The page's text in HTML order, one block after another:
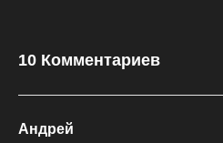
10 Комментариев
Андрей